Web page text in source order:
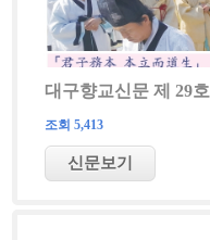
대구향교신문 제 29호
조회 5,413